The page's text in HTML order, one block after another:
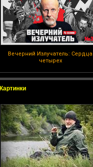
Вечерний Излучатель: Сердца
четырех
Картинки